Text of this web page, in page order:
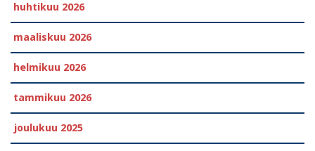
huhtikuu 2026
maaliskuu 2026
helmikuu 2026
tammikuu 2026
joulukuu 2025